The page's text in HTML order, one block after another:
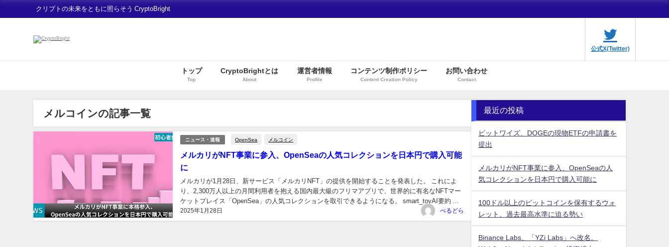
クリプトの未来をともに照らそう CryptoBright
公式X(Twitter)
トップ
Top
CryptoBrightとは
About
運営者情報
Profile
コンテンツ制作ポリシー
Content Creation Policy
お問い合わせ
Contact
メルコインの記事一覧
ニュース・速報 OpenSea メルコイン
メルカリがNFT事業に参入、OpenSeaの人気コレクションを日本円で購入可能
に
2025年1月28日
メルカリが1月28日、新サービス「メルカリNFT」の提供を開始することを発表した。 これによ
り、2,300万人以上の月間利用者を抱える国内最大級のフリマアプリで、世界的に有名なNFTマー
ケットプレイス「OpenSea」の人気コレクションを取引できるようになる。 smart_toyAI要約 メ
ルカリは1月28日から「メル...
べるどら
最近の投稿
ビットワイズ、DOGEの現物ETFの申請書を
提出
メルカリがNFT事業に参入、OpenSeaの人
気コレクションを日本円で購入可能に
100ドル以上のビットコインを保有するウォ
レット、過去最高水準に迫る勢い
Binance Labs、「YZi Labs」へ改名。